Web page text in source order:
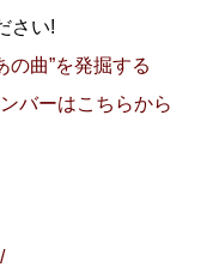
さい!
の曲”を発掘する
バーはこちらから